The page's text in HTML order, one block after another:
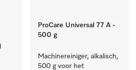
ProCare Universal 77 A -
500 g
Machinereiniger, alkalisch,
500 g voor het